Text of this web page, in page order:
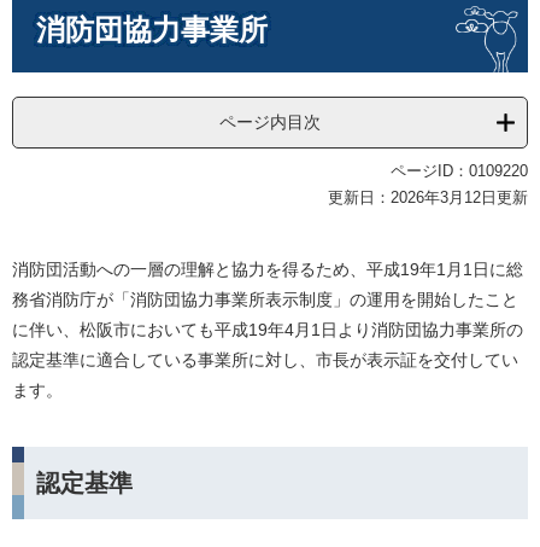
消防団協力事業所
ページ内目次
ページID：0109220
更新日：2026年3月12日更新
消防団活動への一層の理解と協力を得るため、平成19年1月1日に総
務省消防庁が「消防団協力事業所表示制度」の運用を開始したこと
に伴い、松阪市においても平成19年4月1日より消防団協力事業所の
認定基準に適合している事業所に対し、市長が表示証を交付してい
ます。
認定基準